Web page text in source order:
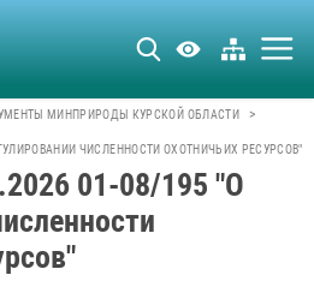
МИНПРИРОДЫ КУРСКОЙ ОБЛАСТИ >
ЧИСЛЕННОСТИ ОХОТНИЧЬИХ РЕСУРСОВ"
01-08/195 "О